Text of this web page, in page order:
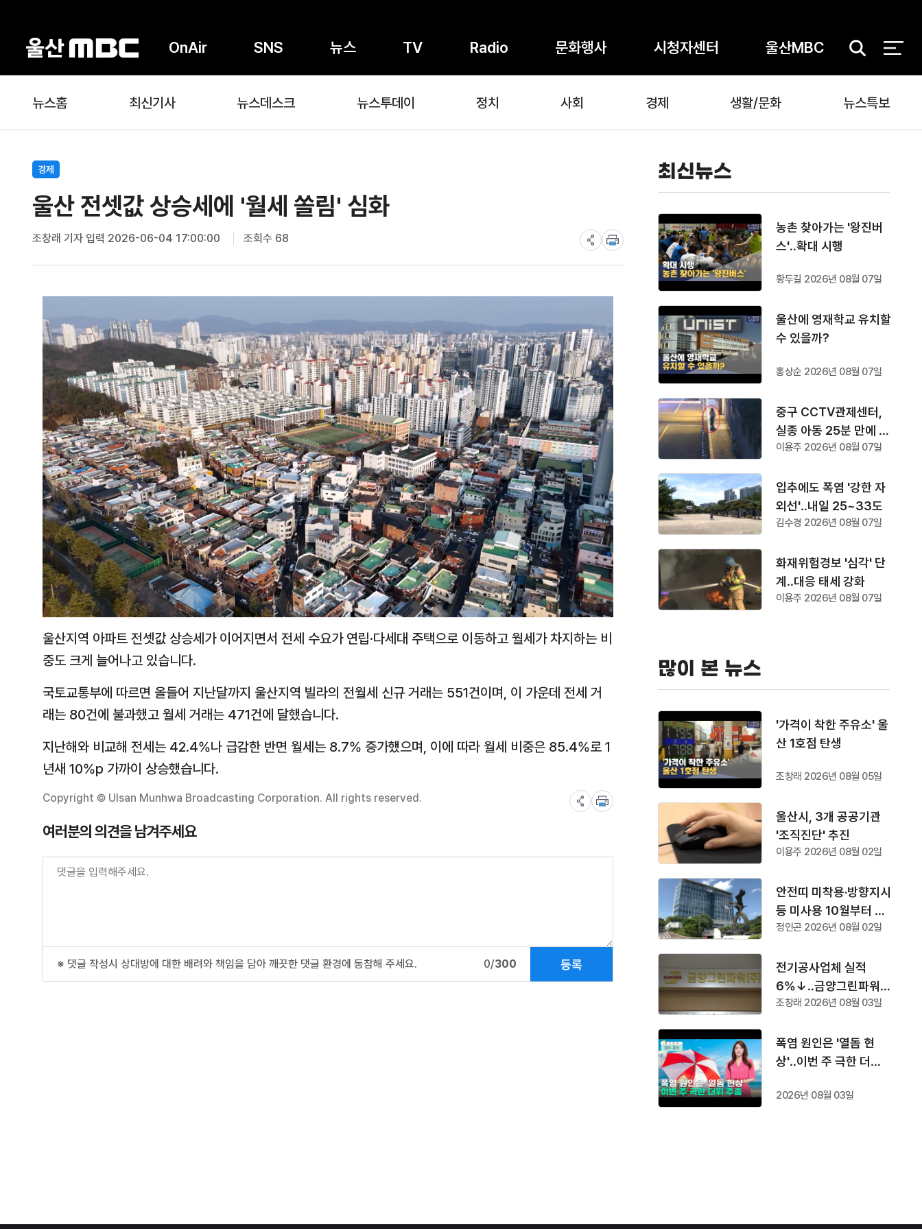
OnAir SNS 뉴스 TV Radio 문화행사 시청자센터 울산MBC
검
뉴스홈 최신기사 뉴스데스크 뉴스투데이 정치 사회 경제 생활/문화 뉴스특보
경제
울산 전셋값 상승세에 '월세 쏠림' 심화
조창래 기자입력 2026-06-04 17:00:00 조회수 68
울산지역 아파트 전셋값 상승세가 이어지면서 전세 수요가 연립·다세대 주택으로 이동하고 월세가 차지하는 비
중도 크게 늘어나고 있습니다.
국토교통부에 따르면 올들어 지난달까지 울산지역 빌라의 전월세 신규 거래는 551건이며, 이 가운데 전세 거
래는 80건에 불과했고 월세 거래는 471건에 달했습니다.
지난해와 비교해 전세는 42.4%나 급감한 반면 월세는 8.7% 증가했으며, 이에 따라 월세 비중은 85.4%로 1
년새 10%p 가까이 상승했습니다.
Copyright © Ulsan Munhwa Broadcasting Corporation. All rights reserved.
여러분의 의견을 남겨주세요
※ 댓글 작성시 상대방에 대한 배려와 책임을 담아 깨끗한 댓글 환경에 동참해 주세요. 0/300 등록
최신뉴스
농촌 찾아가는 '왕진버
스'‥확대 시행
황두길 2026년 08월 07일
울산에 영재학교 유치할
수 있을까?
홍상순 2026년 08월 07일
중구 CCTV관제센터,
실종 아동 25분 만에 찾
아
이용주 2026년 08월 07일
입추에도 폭염 '강한 자
외선'‥내일 25~33도
김수경 2026년 08월 07일
화재위험경보 '심각' 단
계‥대응 태세 강화
이용주 2026년 08월 07일
많이 본 뉴스
'가격이 착한 주유소' 울
산 1호점 탄생
조창래 2026년 08월 05일
울산시, 3개 공공기관
'조직진단' 추진
이용주 2026년 08월 02일
안전띠 미착용·방향지시
등 미사용 10월부터 단
속
정인곤 2026년 08월 02일
전기공사업체 실적
6%↓‥금양그린파워
'수주 1위'
조창래 2026년 08월 03일
폭염 원인은 '열돔 현
상'‥이번 주 극한 더위
2026년 08월 03일